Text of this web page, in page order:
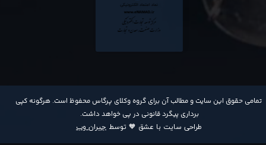
​تمامی حقوق این سایت و مطالب آن برای گروه وکلای پرگاس محفوظ است. هرگونه کپی
برداری پیگرد قانونی در پی خواهد داشت​​​​​​​.
طراحی سایت با عشق 🧡 توسط جیران وب